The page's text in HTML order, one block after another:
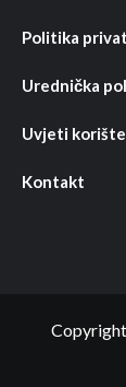
Politika
Urednička
Uvjeti
Kontakt